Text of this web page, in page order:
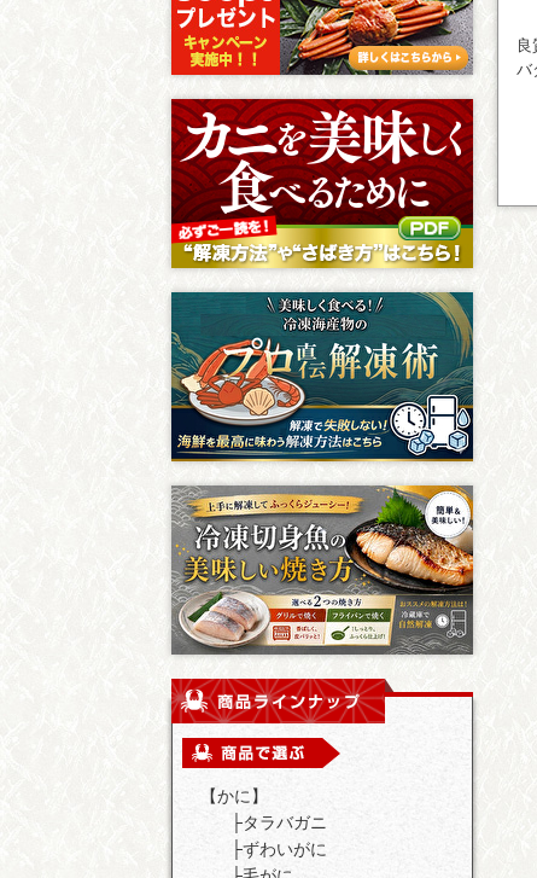
【かに】
├タラバガニ
├ずわいがに
良
バ